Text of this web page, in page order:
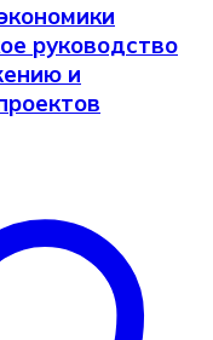
руководство
и